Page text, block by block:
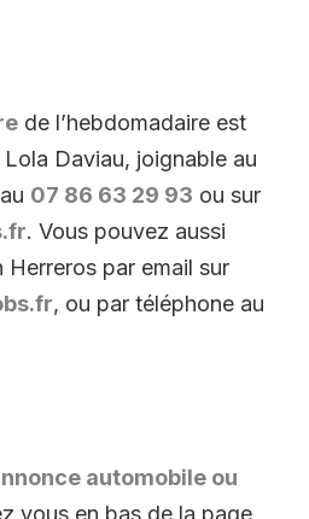
de l’hebdomadaire est
Daviau, joignable au
07 86 63 29 93 ou sur
. Vous pouvez aussi
par email sur
, ou par téléphone au
automobile ou